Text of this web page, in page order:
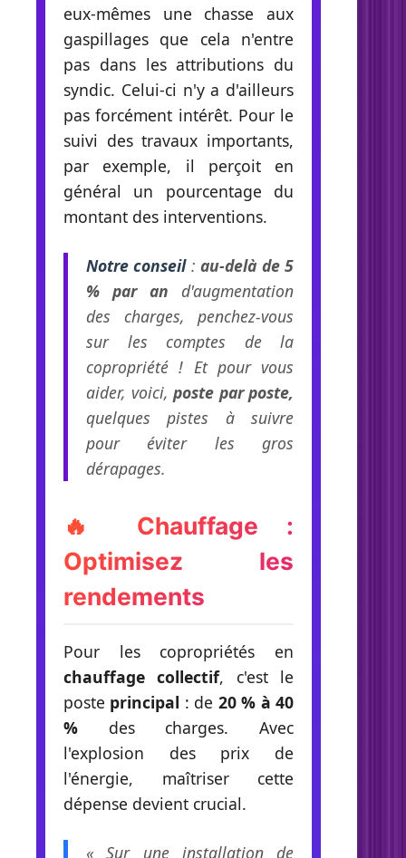
eux-mêmes une chasse aux
gaspillages que cela n'entre
pas dans les attributions du
syndic. Celui-ci n'y a d'ailleurs
pas forcément intérêt. Pour le
suivi des travaux importants,
par exemple, il perçoit en
général un pourcentage du
montant des interventions.
Notre conseil:au-delà de 5
% par and'augmentation
des charges, penchez-vous
sur les comptes de la
copropriété ! Et pour vous
aider, voici,poste par poste,
quelques pistes à suivre
pour éviter les gros
dérapages.
🔥 Chauffage :
Optimisez les
rendements
Pour les copropriétés en
chauffage collectif, c'est le
poste principal : de 20 % à 40
% des charges. Avec
l'explosion des prix de
l'énergie, maîtriser cette
dépense devient crucial.
« Sur une installation de